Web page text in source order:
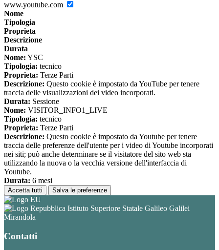
www.youtube.com
Nome
Tipologia
Proprieta
Descrizione
Durata
Nome: YSC
Tipologia: tecnico
Proprieta: Terze Parti
Descrizione: Questo cookie è impostato da YouTube per tenere
traccia delle visualizzazioni dei video incorporati.
Durata: Sessione
Nome: VISITOR_INFO1_LIVE
Tipologia: tecnico
Proprieta: Terze Parti
Descrizione: Questo cookie è impostato da Youtube per tenere
traccia delle preferenze dell'utente per i video di Youtube incorporati
nei siti; può anche determinare se il visitatore del sito web sta
utilizzando la nuova o la vecchia versione dell'interfaccia di
Youtube.
Durata: 6 mesi
Accetta tutti Salva le preferenze
Istituto Superiore Statale Galileo Galilei
Mirandola
Contatti